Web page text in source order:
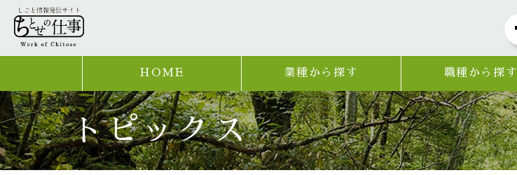
HOME 業種から探す 職種から探す
トピックス